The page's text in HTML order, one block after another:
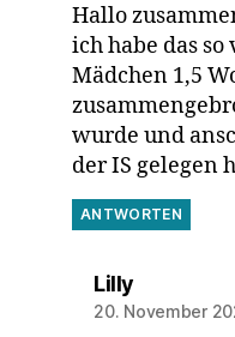
Hallo
ich habe das so
Mädchen 1,5
wurde und
der IS gelegen
ANTWORTEN
Lillysagt:
20. November